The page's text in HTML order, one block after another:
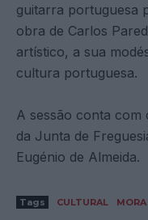
guitarra portuguesa
obra de Carlos
artístico, a sua
cultura portuguesa.
A sessão conta
da Junta de
Eugénio de Almeida.
Tags CULTURAL MORA